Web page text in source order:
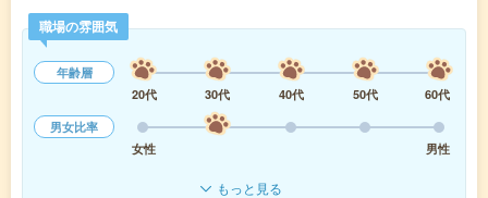
職場の雰囲気
年齢層
20代
30代 40代 50代
60代
男女比率
女性
男性
もっと見る